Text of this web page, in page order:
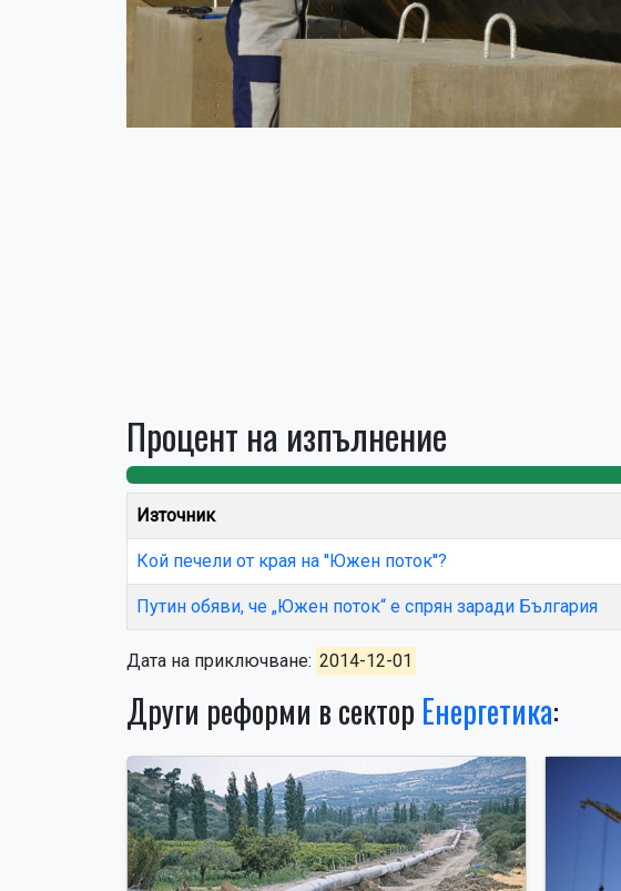
Процент на изпълнение
Източник
Кой печели от края на ''Южен поток''?
Путин обяви, че „Южен поток“ е спрян заради България
Дата на приключване: 2014-12-01
Други реформи в сектор Енергетика: